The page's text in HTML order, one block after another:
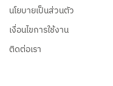
นโยบายเป็นส่วนตัว
เงื่อนไขการใช้งาน
ติดต่อเรา